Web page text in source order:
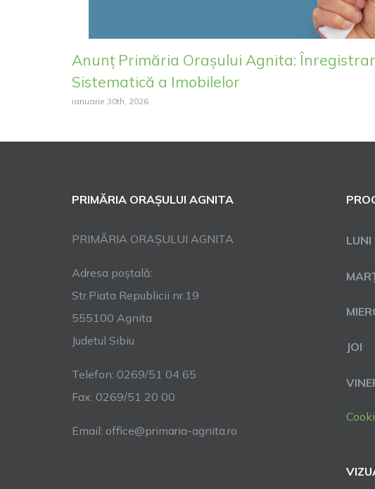
Anunț Primăria Orașului Agnita:
Sistematică a Imobilelor
ianuarie 30th, 2026
PRIMĂRIA ORAȘULUI AGNITA
PRIMĂRIA ORAȘULUI AGNITA
Adresa poștală:
Str.Piata Republicii nr.19
555100 Agnita
Judetul Sibiu
Telefon: 0269/51 04 65
Fax: 0269/51 20 00
Email: office@primaria-agnita.ro